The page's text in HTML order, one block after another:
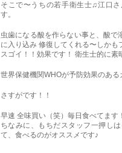
そこで〜うちの若手衛生士♫江口
す。
虫歯になる酸を作らない事と、酸
に入り込み 修復してくれる〜しか
スゴイ！！効果です！ 衛生士的に
世界保健機関WHOが予防効果のあ
さすがです！！
早速 全味買い（笑）毎日食べてま
ちなみに、もちだスタッフ一押し
て、食べるのがオススメです♪